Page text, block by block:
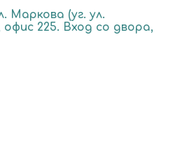
Маркова (уг. ул.
офис 225. Вход со двора,